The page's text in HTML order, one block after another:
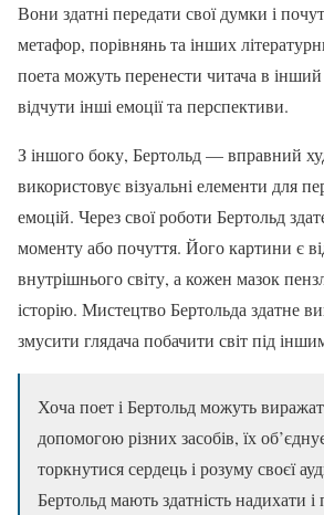
Вони здатні передати свої думки і
метафор, порівнянь та інших
поета можуть перенести читача в
відчути інші емоції та перспективи.
З іншого боку, Бертольд — вправний
використовує візуальні елементи для
емоцій. Через свої роботи Бертольд
моменту або почуття. Його картини є
внутрішнього світу, а кожен мазок
історію. Мистецтво Бертольда здатне
змусити глядача побачити світ під
Хоча поет і Бертольд можуть
допомогою різних засобів, їх
торкнутися сердець і розуму своєї
Бертольд мають здатність надихати